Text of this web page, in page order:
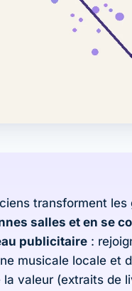
transforment
salles et en se
publicitaire :
musicale locale et
la valeur (extraits de